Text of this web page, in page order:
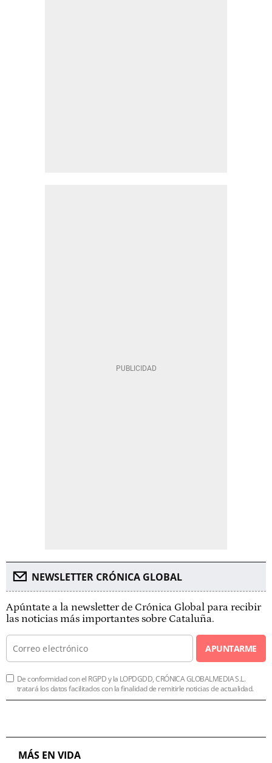
NEWSLETTER CRÓNICA GLOBAL
Apúntate a la newsletter de Crónica Global para recibir
las noticias más importantes sobre Cataluña.
APUNTARME
De conformidad con el RGPD y la LOPDGDD, CRÓNICA GLOBALMEDIA S.L.
tratará los datos facilitados con la finalidad de remitirle noticias de actualidad.
MÁS EN VIDA